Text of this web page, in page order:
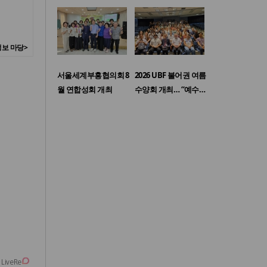
마당>
서울세계부흥협의회 8
월 연합성회 개최
2026 UBF 불어권 여름
수양회 개최… “예수…